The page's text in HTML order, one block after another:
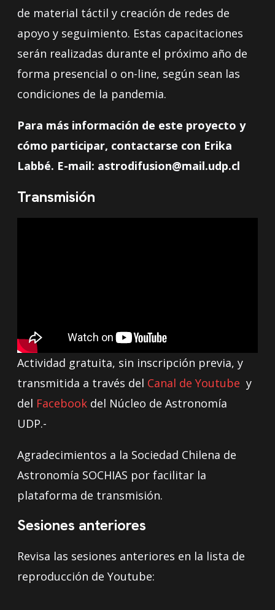
de material táctil y creación de redes de
apoyo y seguimiento. Estas capacitaciones
serán realizadas durante el próximo año de
forma presencial o on-line, según sean las
condiciones de la pandemia.
Para más información de este proyecto y
cómo participar, contactarse con Erika
Labbé. E-mail: astrodifusion@mail.udp.cl
Transmisión
Actividad gratuita, sin inscripción previa, y
transmitida a través del Canal de Youtube y
del Facebookdel Núcleo de Astronomía
UDP.-
Agradecimientos a la Sociedad Chilena de
Astronomía SOCHIAS por facilitar la
plataforma de transmisión.
Sesiones anteriores
Revisa las sesiones anteriores en la lista de
reproducción de Youtube: